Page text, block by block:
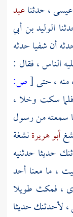
،حدثناعبد
الوليد بن أبي
أنشفياحدثه
الناس ، فقال :
، حتى[ص:
سكت وخلا ،
سمعته من رسول
أبو هريرةنشغة
حديثا حدثنيه
، ما معنا أحد
، فمكث طويلا
لأحدثنك حديثا